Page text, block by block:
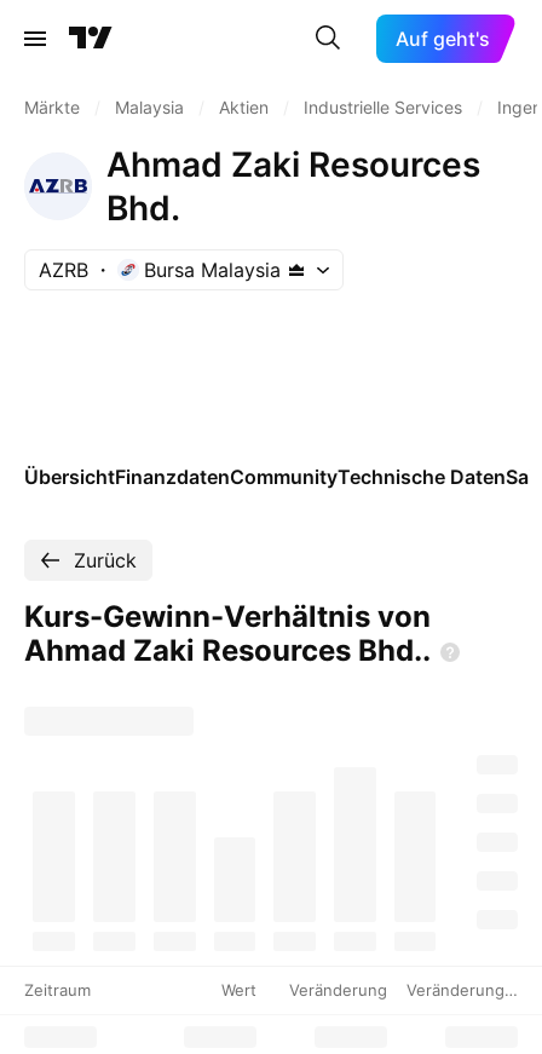
Auf geht's
Märkte Malaysia Aktien Industrielle Services
Ahmad Zaki Resources
Bhd.
AZRB Bursa Malaysia
ÜbersichtFinanzdatenCommunityTechnische Daten
Zurück
Kurs-Gewinn-Verhältnis von
Ahmad Zaki Resources Bhd..
Zeitraum Wert Veränderung Veränderung %